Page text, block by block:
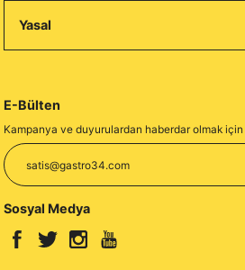
Yasal
E-Bülten
Kampanya ve duyurulardan haberdar olmak
Sosyal Medya